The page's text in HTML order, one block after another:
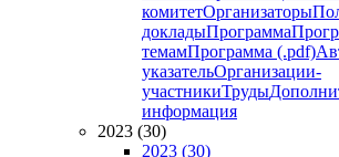
комитетОрганизаторы
докладыПрограмма
темамПрограмма (.pdf)
указательОрганизации-
участникиТруды
информация
2023 (30)
2023 (30)